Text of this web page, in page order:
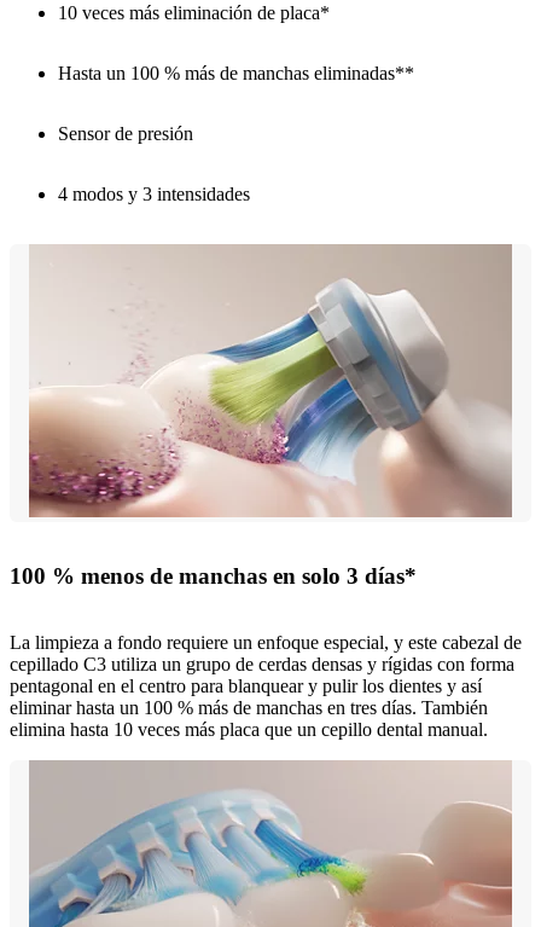
10 veces más eliminación de placa*
Hasta un 100 % más de manchas eliminadas**
Sensor de presión
4 modos y 3 intensidades
100 % menos de manchas en solo 3 días*
La limpieza a fondo requiere un enfoque especial, y este cabezal de
cepillado C3 utiliza un grupo de cerdas densas y rígidas con forma
pentagonal en el centro para blanquear y pulir los dientes y así
eliminar hasta un 100 % más de manchas en tres días. También
elimina hasta 10 veces más placa que un cepillo dental manual.